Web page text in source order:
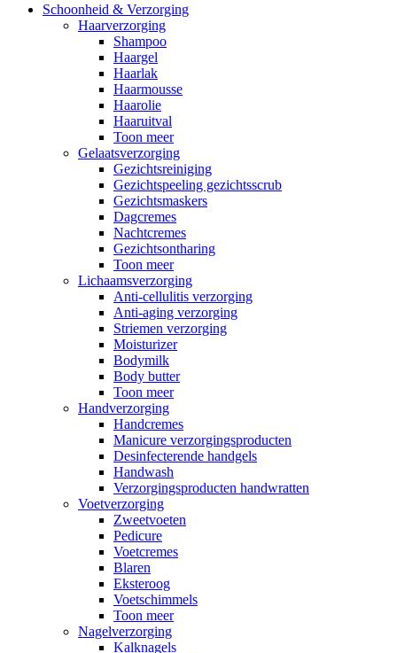
Schoonheid & Verzorging
Haarverzorging
Shampoo
Haargel
Haarlak
Haarmousse
Haarolie
Haaruitval
Toon meer
Gelaatsverzorging
Gezichtsreiniging
Gezichtspeeling gezichtsscrub
Gezichtsmaskers
Dagcremes
Nachtcremes
Gezichtsontharing
Toon meer
Lichaamsverzorging
Anti-cellulitis verzorging
Anti-aging verzorging
Striemen verzorging
Moisturizer
Bodymilk
Body butter
Toon meer
Handverzorging
Handcremes
Manicure verzorgingsproducten
Desinfecterende handgels
Handwash
Verzorgingsproducten handwratten
Voetverzorging
Zweetvoeten
Pedicure
Voetcremes
Blaren
Eksteroog
Voetschimmels
Toon meer
Nagelverzorging
Kalknagels